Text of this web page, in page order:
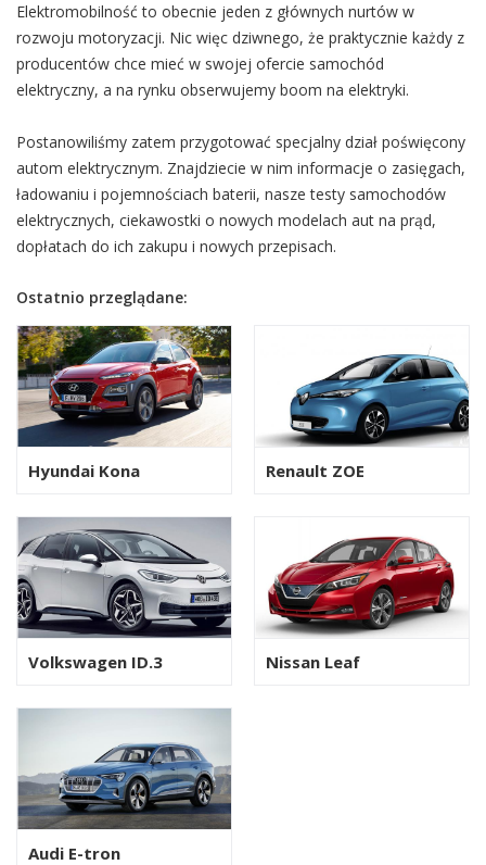
Elektromobilność to obecnie jeden z głównych nurtów w
rozwoju motoryzacji. Nic więc dziwnego, że praktycznie każdy z
producentów chce mieć w swojej ofercie samochód
elektryczny, a na rynku obserwujemy boom na elektryki.
Postanowiliśmy zatem przygotować specjalny dział poświęcony
autom elektrycznym. Znajdziecie w nim informacje o zasięgach,
ładowaniu i pojemnościach baterii, nasze testy samochodów
elektrycznych, ciekawostki o nowych modelach aut na prąd,
dopłatach do ich zakupu i nowych przepisach.
Ostatnio przeglądane:
Hyundai Kona Renault ZOE
Volkswagen ID.3 Nissan Leaf
Audi E-tron